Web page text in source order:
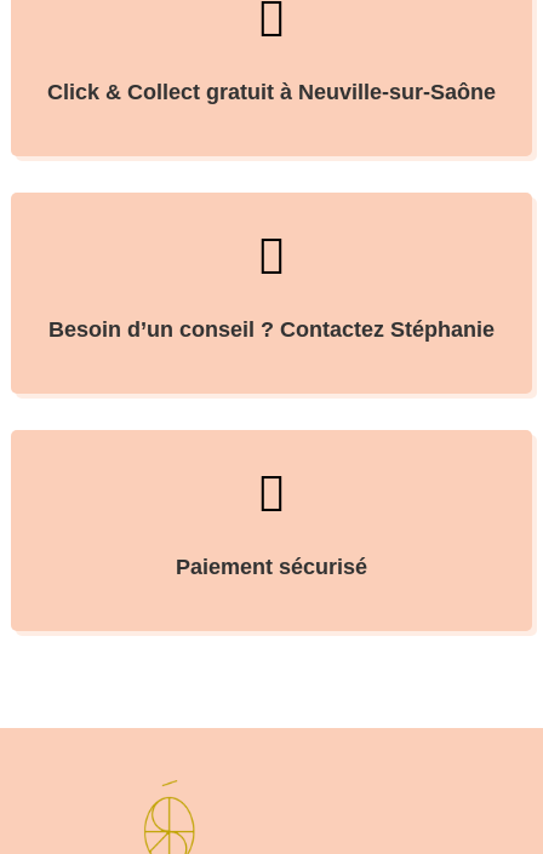

Click & Collect gratuit à Neuville-sur-Saône

Besoin d’un conseil ? Contactez Stéphanie

Paiement sécurisé